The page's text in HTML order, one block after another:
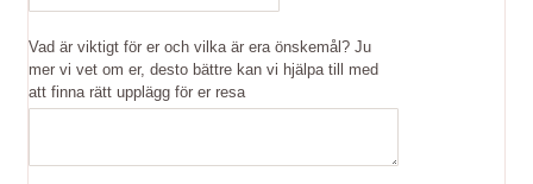
Vad är viktigt för er och vilka är era önskemål? Ju
mer vi vet om er, desto bättre kan vi hjälpa till med
att finna rätt upplägg för er resa